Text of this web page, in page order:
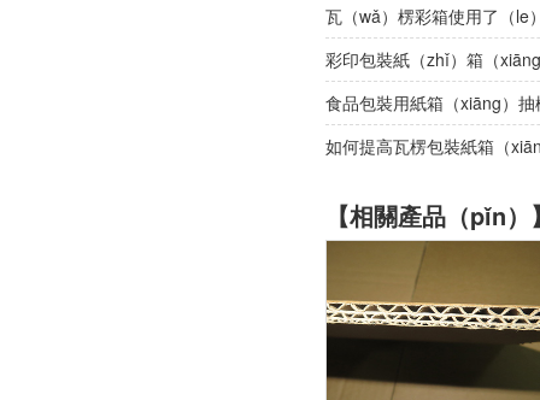
瓦（wǎ）楞彩箱使用了（le
彩印包裝紙（zhǐ）箱（
食品包裝用紙箱（xiāng）
如何提高瓦楞包裝紙箱（
【相關產品（pǐn）